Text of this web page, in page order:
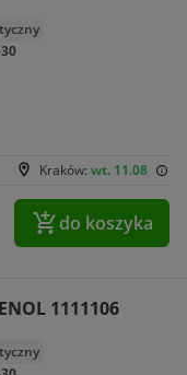
Kraków: wt. 11.08
do koszyka
1111106